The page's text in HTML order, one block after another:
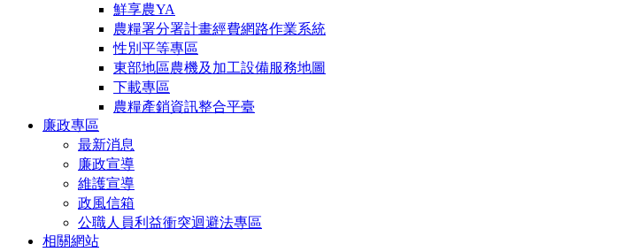
鮮享農YA
農糧署分署計畫經費網路作業系統
性別平等專區
東部地區農機及加工設備服務地圖
下載專區
農糧產銷資訊整合平臺
廉政專區
最新消息
廉政宣導
維護宣導
政風信箱
公職人員利益衝突迴避法專區
相關網站